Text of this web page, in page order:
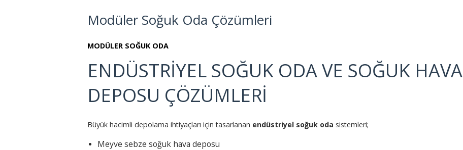
Modüler Soğuk Oda Çözümleri
MODÜLER SOĞUK ODA
ENDÜSTRİYEL SOĞUK ODA VE SOĞUK HAVA
DEPOSU ÇÖZÜMLERİ
Büyük hacimli depolama ihtiyaçları için tasarlanan endüstriyel soğuk oda sistemleri;
Meyve sebze soğuk hava deposu